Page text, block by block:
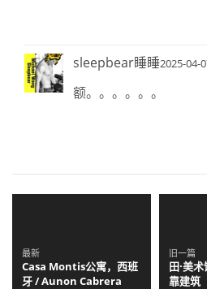
sleepbear睡睡2025-04-
额。。。。。。
最新
Casa Montis公寓，西班
牙 / Aunon Cabrera
旧一篇
田·美
靠建筑